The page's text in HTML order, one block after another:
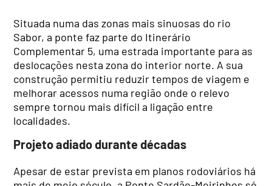
Situada numa das zonas mais sinuosas do rio
Sabor, a ponte faz parte do Itinerário
Complementar 5, uma estrada importante para as
deslocações nesta zona do interior norte. A sua
construção permitiu reduzir tempos de viagem e
melhorar acessos numa região onde o relevo
sempre tornou mais difícil a ligação entre
localidades.
Projeto adiado durante décadas
Apesar de estar prevista em planos rodoviários há